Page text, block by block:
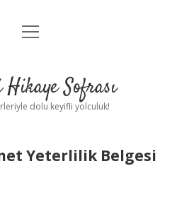
Anasayfa
Yasal Uyarı
menüyü
Sofrası
dolu keyifli yolculuk!
Yeterlilik Belgesi